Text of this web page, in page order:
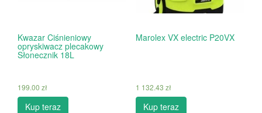
Kwazar Ciśnieniowy
opryskiwacz plecakowy
Słonecznik 18L
199.00 zł
Kup teraz
Marolex VX electric P20VX
1 132.43 zł
Kup teraz